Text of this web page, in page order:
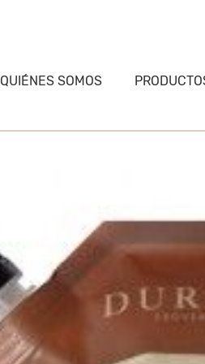
QUIÉNES SOMOS